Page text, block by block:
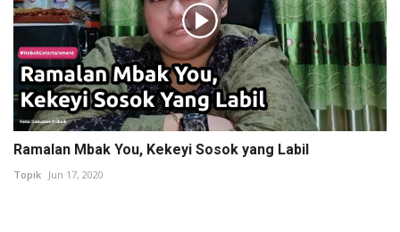
Ramalan Mbak You, Kekeyi Sosok yang Labil
Topik Jun 17, 2020